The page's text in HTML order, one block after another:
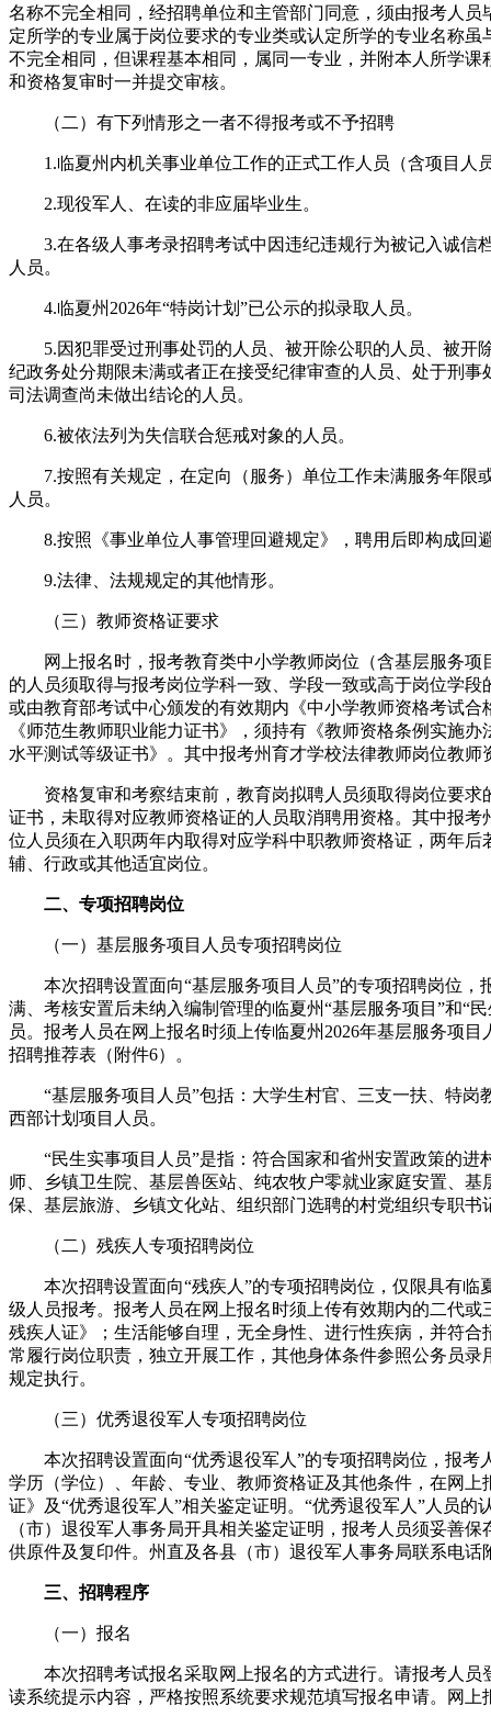
名称不完全相同，经招聘单位和主管部门同意，须由报考人员
定所学的专业属于岗位要求的专业类或认定所学的专业名称虽
不完全相同，但课程基本相同，属同一专业，并附本人所学课
和资格复审时一并提交审核。
（二）有下列情形之一者不得报考或不予招聘
1.临夏州内机关事业单位工作的正式工作人员（含项目人
2.现役军人、在读的非应届毕业生。
3.在各级人事考录招聘考试中因违纪违规行为被记入诚信
人员。
4.临夏州2026年“特岗计划”已公示的拟录取人员。
5.因犯罪受过刑事处罚的人员、被开除公职的人员、被开
纪政务处分期限未满或者正在接受纪律审查的人员、处于刑事
司法调查尚未做出结论的人员。
6.被依法列为失信联合惩戒对象的人员。
7.按照有关规定，在定向（服务）单位工作未满服务年限
人员。
8.按照《事业单位人事管理回避规定》，聘用后即构成回
9.法律、法规规定的其他情形。
（三）教师资格证要求
网上报名时，报考教育类中小学教师岗位（含基层服务项
的人员须取得与报考岗位学科一致、学段一致或高于岗位学段
或由教育部考试中心颁发的有效期内《中小学教师资格考试合
《师范生教师职业能力证书》，须持有《教师资格条例实施
水平测试等级证书》。其中报考州育才学校法律教师岗位教师
资格复审和考察结束前，教育岗拟聘人员须取得岗位要求
证书，未取得对应教师资格证的人员取消聘用资格。其中报考
位人员须在入职两年内取得对应学科中职教师资格证，两年后
辅、行政或其他适宜岗位。
二、专项招聘岗位
（一）基层服务项目人员专项招聘岗位
本次招聘设置面向“基层服务项目人员”的专项招聘岗位，
满、考核安置后未纳入编制管理的临夏州“基层服务项目”和“
员。报考人员在网上报名时须上传临夏州2026年基层服务项
招聘推荐表（附件6）。
“基层服务项目人员”包括：大学生村官、三支一扶、特岗
西部计划项目人员。
“民生实事项目人员”是指：符合国家和省州安置政策的进
师、乡镇卫生院、基层兽医站、纯农牧户零就业家庭安置、基
保、基层旅游、乡镇文化站、组织部门选聘的村党组织专职书
（二）残疾人专项招聘岗位
本次招聘设置面向“残疾人”的专项招聘岗位，仅限具有临
级人员报考。报考人员在网上报名时须上传有效期内的二代或
残疾人证》；生活能够自理，无全身性、进行性疾病，并符合
常履行岗位职责，独立开展工作，其他身体条件参照公务员录
规定执行。
（三）优秀退役军人专项招聘岗位
本次招聘设置面向“优秀退役军人”的专项招聘岗位，报考
学历（学位）、年龄、专业、教师资格证及其他条件，在网上
证》及“优秀退役军人”相关鉴定证明。“优秀退役军人”人员的
（市）退役军人事务局开具相关鉴定证明，报考人员须妥善
供原件及复印件。州直及各县（市）退役军人事务局联系电话
三、招聘程序
（一）报名
本次招聘考试报名采取网上报名的方式进行。请报考人员
读系统提示内容，严格按照系统要求规范填写报名申请。网上